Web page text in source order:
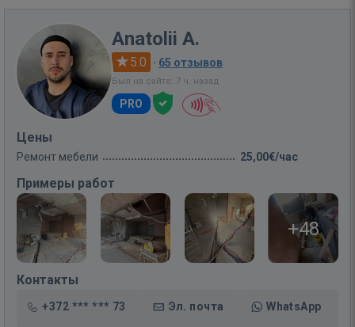
Anatolii A.
5.0 · 65 отзывов
Был на сайте: 7 ч. назад
PRO
Цены
Ремонт мебели 25,00€/час
Примеры работ
+48
Контакты
+372 *** *** 73 Эл. почта WhatsApp